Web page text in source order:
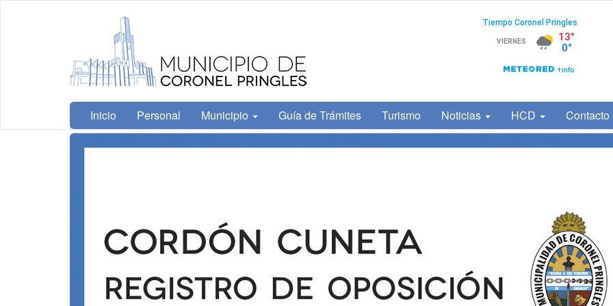
Municipalidad
de Coronel
Inicio Personal Municipio Guía de Trámites Turismo Noticias HCD Contacto
Contenido